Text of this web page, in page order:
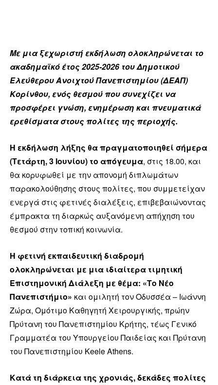
Με μια ξεχωριστή εκδήλωση ολοκληρώνεται το
ακαδημαϊκό έτος 2025-2026 του Δημοτικού
Ελεύθερου Ανοιχτού Πανεπιστημίου (ΔΕΑΠ)
Κορίνθου, ενός θεσμού που συνεχίζει να
προσφέρει γνώση, ενημέρωση και πνευματικά
ερεθίσματα στους πολίτες της περιοχής.
Η εκδήλωση λήξης θα πραγματοποιηθεί σήμερα
(Τετάρτη, 3 Ιουνίου) το απόγευμα, στις 18.00, και
θα κορυφωθεί με την απονομή διπλωμάτων
παρακολούθησης στους πολίτες, που συμμετείχαν
ενεργά στις φετινές διαλέξεις, επιβεβαιώνοντας
έμπρακτα τη διαρκώς αυξανόμενη απήχηση του
θεσμού στην τοπική κοινωνία.
Η φετινή εκπαιδευτική διαδρομή
ολοκληρώνεται με μια ιδιαίτερα τιμητική
Επιστημονική Διάλεξη με θέμα: «Το Νέο
Πανεπιστήμιο» και ομιλητή τον Οδυσσέα – Ιωάννη
Ζώρα, Ομότιμο Καθηγητή Χειρουργικής, πρώην
Πρύτανη του Πανεπιστημίου Κρήτης, τέως Γενικό
Γραμματέα του Υπουργείου Παιδείας και Πρύτανη
του Πανεπιστημίου Keele Athens.
Κατά τη διάρκεια της χρονιάς, δεκάδες πολίτες